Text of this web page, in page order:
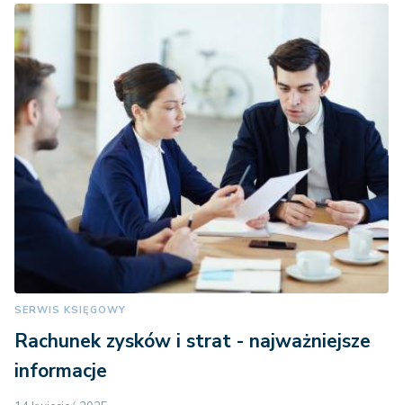
SERWIS KSIĘGOWY
Rachunek zysków i strat - najważniejsze
informacje